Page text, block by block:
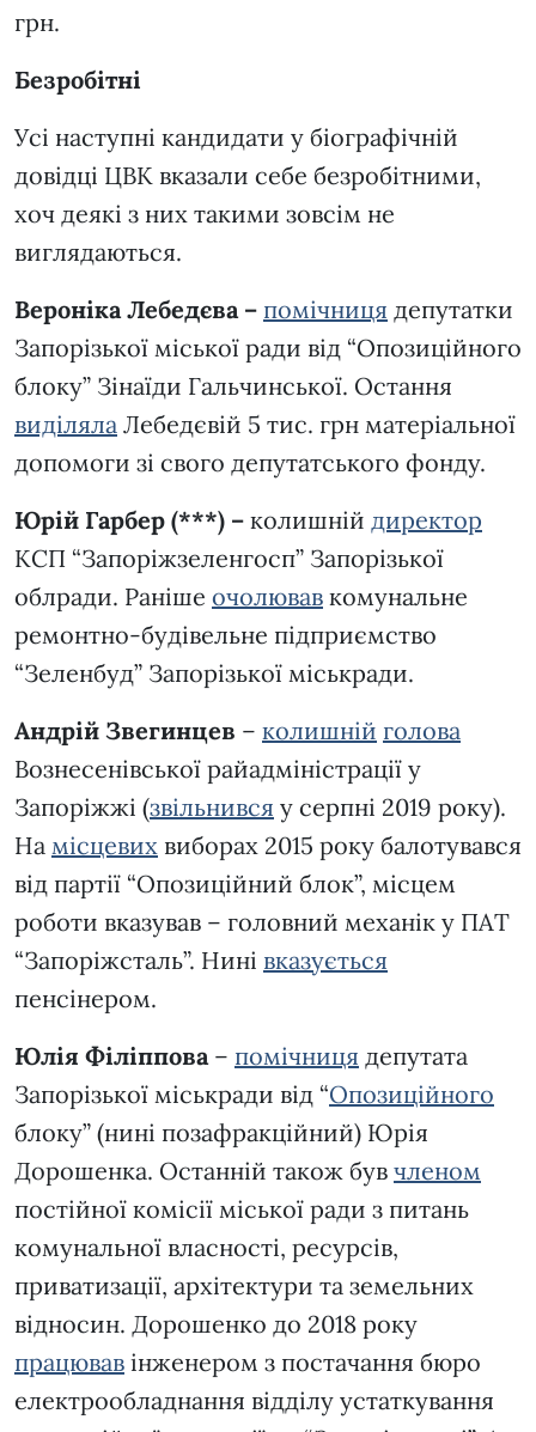
грн.
Безробітні
Усі наступні кандидати у біографічній
довідці ЦВК вказали себе безробітними,
хоч деякі з них такими зовсім не
виглядаються.
Вероніка Лебедєва – помічниця депутатки
Запорізької міської ради від “Опозиційного
блоку” Зінаїди Гальчинської. Остання
виділяла Лебедєвій 5 тис. грн матеріальної
допомоги зі свого депутатського фонду.
Юрій Гарбер (***) – колишній директор
КСП “Запоріжзеленгосп” Запорізької
облради. Раніше очолював комунальне
ремонтно-будівельне підприємство
“Зеленбуд” Запорізької міськради.
Андрій Звегинцев – колишній голова
Вознесенівської райадміністрації у
Запоріжжі (звільнився у серпні 2019 року).
На місцевих виборах 2015 року балотувався
від партії “Опозиційний блок”, місцем
роботи вказував – головний механік у ПАТ
“Запоріжсталь”. Нині вказується
пенсінером.
Юлія Філіппова – помічниця депутата
Запорізької міськради від “Опозиційного
блоку” (нині позафракційний) Юрія
Дорошенка. Останній також був членом
постійної комісії міської ради з питань
комунальної власності, ресурсів,
приватизації, архітектури та земельних
відносин. Дорошенко до 2018 року
працював інженером з постачання бюро
електрообладнання відділу устаткування